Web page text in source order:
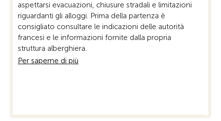
aspettarsi evacuazioni, chiusure stradali e limitazioni
riguardanti gli alloggi. Prima della partenza è
consigliato consultare le indicazioni delle autorità
francesi e le informazioni fornite dalla propria
struttura alberghiera.
Per saperne di più